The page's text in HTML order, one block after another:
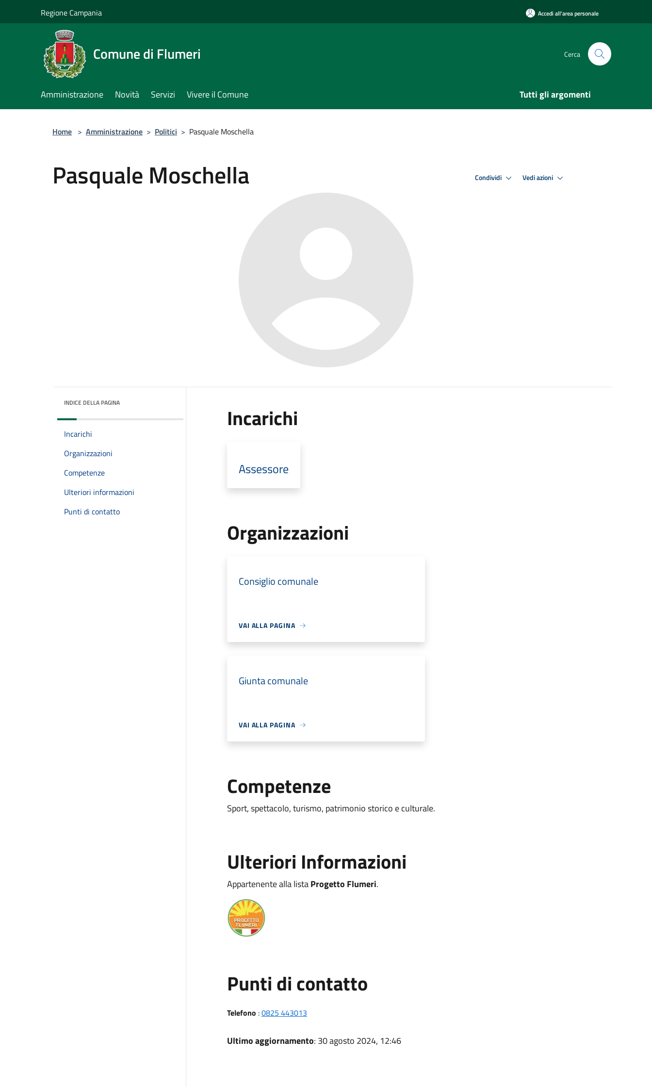
Regione Campania Accedi all'area personale
Comune di Flumeri Cerca
Amministrazione Novità Servizi Vivere il Comune Tutti gli argomenti
Home > Amministrazione > Politici > Pasquale Moschella
Pasquale Moschella Condividi Vedi azioni
INDICE DELLA PAGINA
Incarichi
Organizzazioni
Competenze
Ulteriori informazioni
Punti di contatto
Incarichi
Assessore
Organizzazioni
Consiglio comunale
VAI ALLA PAGINA
Giunta comunale
VAI ALLA PAGINA
Competenze
Sport, spettacolo, turismo, patrimonio storico e culturale.
Ulteriori Informazioni
Appartenente alla listaProgetto Flumeri.
Punti di contatto
Telefono :0825 443013
Ultimo aggiornamento: 30 agosto 2024, 12:46